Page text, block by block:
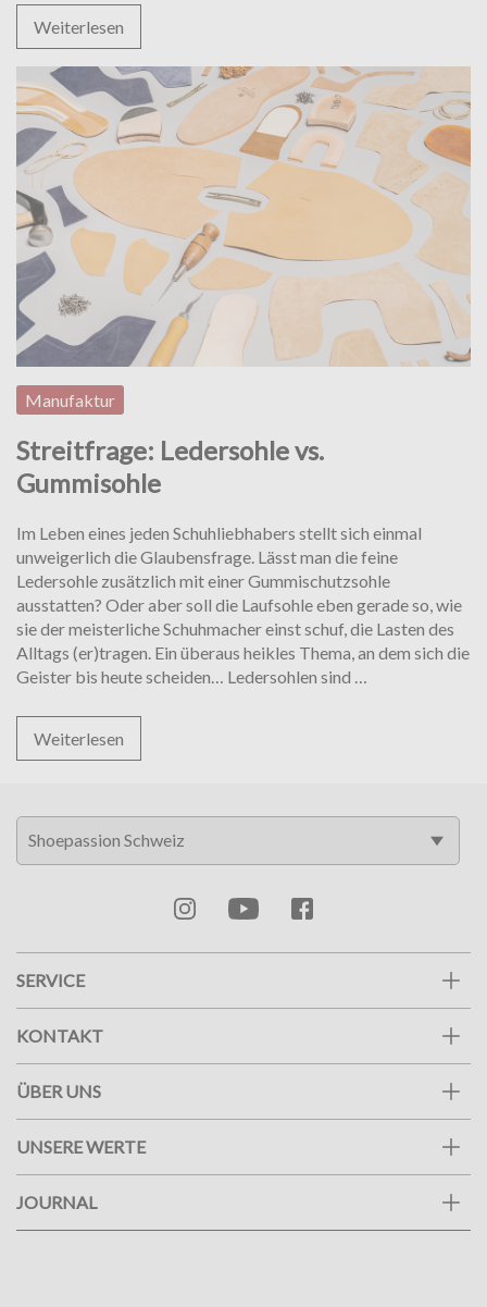
–
Qualität
Tradition
Weiterlesen
Manufaktur
Streitfrage: Ledersohle vs.
Gummisohle
Im Leben eines jeden Schuhliebhabers stellt sich einmal
unweigerlich die Glaubensfrage. Lässt man die feine
Ledersohle zusätzlich mit einer Gummischutzsohle
ausstatten? Oder aber soll die Laufsohle eben gerade so, wie
sie der meisterliche Schuhmacher einst schuf, die Lasten des
Alltags (er)tragen. Ein überaus heikles Thema, an dem sich die
Geister bis heute scheiden… Ledersohlen sind …
Weiterlesen
SERVICE
KONTAKT
ÜBER UNS
UNSERE WERTE
JOURNAL